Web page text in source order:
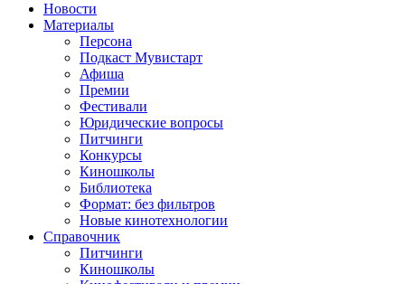
Новости
Материалы
Персона
Подкаст Мувистарт
Афиша
Премии
Фестивали
Юридические вопросы
Питчинги
Конкурсы
Киношколы
Библиотека
Формат: без фильтров
Новые кинотехнологии
Справочник
Питчинги
Киношколы